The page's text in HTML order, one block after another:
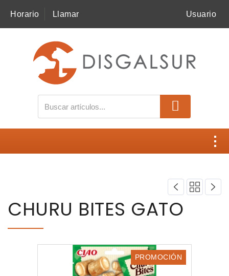
Horario Llamar Usuario
Catálogos
MI COMPRA
ALIMENTACIÓN
HIGIENE
NOVEDADES
CHURU BITES GATO
PROMOCIÓN